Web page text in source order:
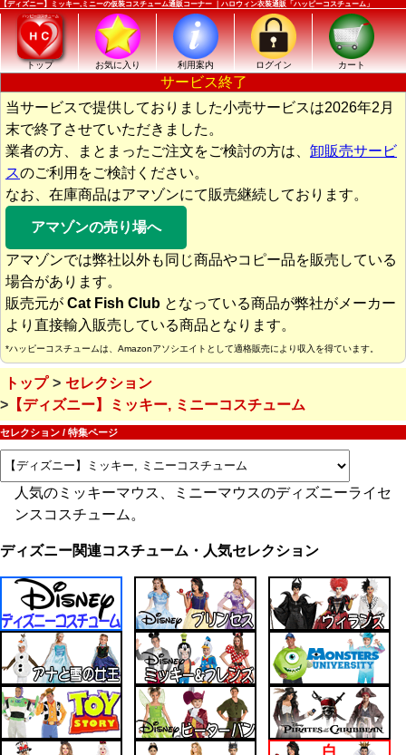
【ディズニー】ミッキー,ミニーの仮装コスチューム通販コーナー ｜ハロウィン衣装通販「ハッピーコスチューム」
トップ お気に入り 利用案内 ログイン カート
サービス終了
当サービスで提供しておりました小売サービスは2026年2月
末で終了させていただきました。
業者の方、まとまったご注文をご検討の方は、 卸販売サービ
スのご利用をご検討ください。
なお、在庫商品はアマゾンにて販売継続しております。
アマゾンの売り場へ
アマゾンでは弊社以外も同じ商品やコピー品を販売している
場合があります。
販売元が Cat Fish Club となっている商品が弊社がメーカー
より直接輸入販売している商品となります。
*ハッピーコスチュームは、Amazonアソシエイトとして適格販売により収入を得ています。
トップ
セレクション
【ディズニー】ミッキー, ミニーコスチューム
セレクション / 特集ページ
人気のミッキーマウス、ミニーマウスのディズニーライセ
ンスコスチューム。
ディズニー関連コスチューム・人気セレクション